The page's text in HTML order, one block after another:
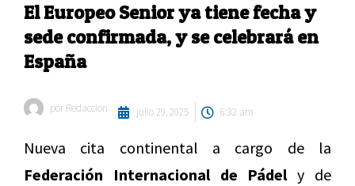
El Europeo Senior ya tiene fecha y
sede confirmada, y se celebrará en
España
por Redaccion julio 29, 2025 6:32 am
Nueva cita continental a cargo de la
Federación Internacional de Pádely de